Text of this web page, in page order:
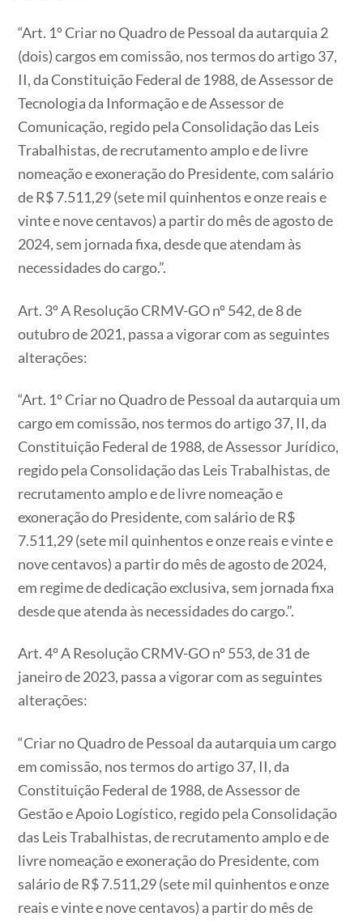
“Art. 1º Criar no Quadro de Pessoal da autarquia 2
(dois) cargos em comissão, nos termos do artigo 37,
II, da Constituição Federal de 1988, de Assessor de
Tecnologia da Informação e de Assessor de
Comunicação, regido pela Consolidação das Leis
Trabalhistas, de recrutamento amplo e de livre
nomeação e exoneração do Presidente, com salário
de R$ 7.511,29 (sete mil quinhentos e onze reais e
vinte e nove centavos) a partir do mês de agosto de
2024, sem jornada fixa, desde que atendam às
necessidades do cargo.”.
Art. 3º A Resolução CRMV-GO nº 542, de 8 de
outubro de 2021, passa a vigorar com as seguintes
alterações:
“Art. 1º Criar no Quadro de Pessoal da autarquia um
cargo em comissão, nos termos do artigo 37, II, da
Constituição Federal de 1988, de Assessor Jurídico,
regido pela Consolidação das Leis Trabalhistas, de
recrutamento amplo e de livre nomeação e
exoneração do Presidente, com salário de R$
7.511,29 (sete mil quinhentos e onze reais e vinte e
nove centavos) a partir do mês de agosto de 2024,
em regime de dedicação exclusiva, sem jornada fixa
desde que atenda às necessidades do cargo.”.
Art. 4º A Resolução CRMV-GO nº 553, de 31 de
janeiro de 2023, passa a vigorar com as seguintes
alterações:
“Criar no Quadro de Pessoal da autarquia um cargo
em comissão, nos termos do artigo 37, II, da
Constituição Federal de 1988, de Assessor de
Gestão e Apoio Logístico, regido pela Consolidação
das Leis Trabalhistas, de recrutamento amplo e de
livre nomeação e exoneração do Presidente, com
salário de R$ 7.511,29 (sete mil quinhentos e onze
reais e vinte e nove centavos) a partir do mês de